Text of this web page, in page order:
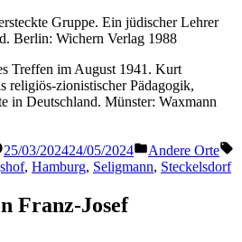
Gruppe. Ein jüdischer Lehrer
Berlin: Wichern Verlag 1988
Treffen im August 1941. Kurt
religiös-zionistischer Pädagogik,
in Deutschland. Münster: Waxmann
25/03/202424/05/2024
Veröffentlicht
in
Andere Orte
, Hamburg, Seligmann, Steckelsdorf
Franz-Josef